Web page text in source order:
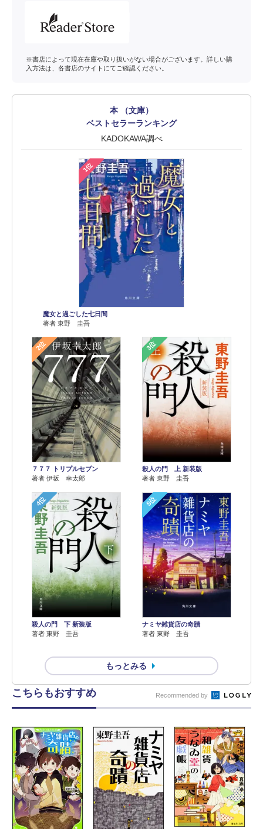
※書店によって現在在庫や取り扱いがない場合がございます。詳しい購
入方法は、各書店のサイトにてご確認ください。
本 （文庫）
ベストセラーランキング
KADOKAWA調べ
1位
魔女と過ごした七日間
著者 東野 圭吾
2位
７７７ トリプルセブン
著者 伊坂 幸太郎
3位
殺人の門 上 新装版
著者 東野 圭吾
4位
殺人の門 下 新装版
著者 東野 圭吾
5位
ナミヤ雑貨店の奇蹟
著者 東野 圭吾
もっとみる
こちらもおすすめ Recommended by